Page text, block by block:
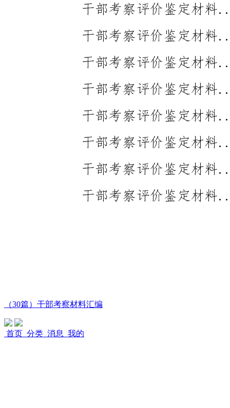
（30篇）干部考察材料汇编
首页 分类 消息 我的